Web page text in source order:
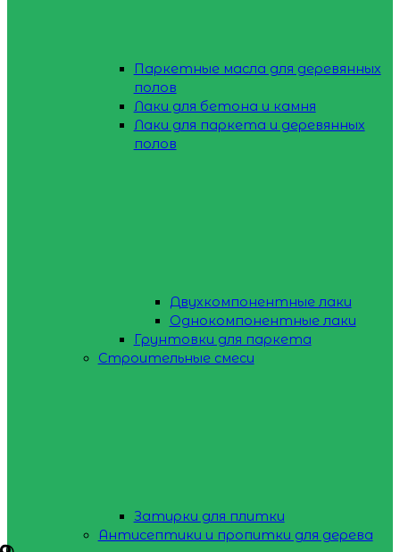
Паркетные масла для деревянных
полов
Лаки для бетона и камня
Лаки для паркета и деревянных
полов
Двухкомпонентные лаки
Однокомпонентные лаки
Грунтовки для паркета
Строительные смеси
Затирки для плитки
Антисептики и пропитки для дерева